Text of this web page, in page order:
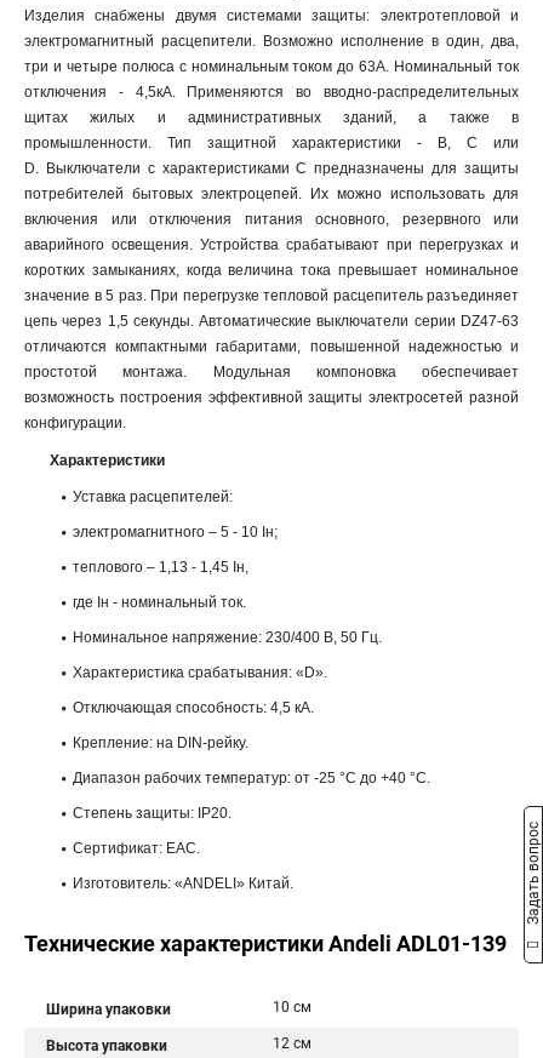
Изделия снабжены двумя системами защиты: электротепловой и
электромагнитный расцепители. Возможно исполнение в один, два,
три и четыре полюса с номинальным током до 63А. Номинальный ток
отключения - 4,5кА. Применяются во вводно-распределительных
щитах жилых и административных зданий, а также в
промышленности. Тип защитной характеристики - В, С или
D. Выключатели с характеристиками C предназначены для защиты
потребителей бытовых электроцепей. Их можно использовать для
включения или отключения питания основного, резервного или
аварийного освещения. Устройства срабатывают при перегрузках и
коротких замыканиях, когда величина тока превышает номинальное
значение в 5 раз. При перегрузке тепловой расцепитель разъединяет
цепь через 1,5 секунды. Автоматические выключатели серии DZ47-63
отличаются компактными габаритами, повышенной надежностью и
простотой монтажа. Модульная компоновка обеспечивает
возможность построения эффективной защиты электросетей разной
конфигурации.
Характеристики
Уставка расцепителей:
электромагнитного – 5 - 10 Iн;
теплового – 1,13 - 1,45 Iн,
где Iн - номинальный ток.
Номинальное напряжение: 230/400 В, 50 Гц.
Характеристика срабатывания: «D».
Отключающая способность: 4,5 кА.
Крепление: на DIN-рейку.
Диапазон рабочих температур: от -25 °С до +40 °С.
Степень защиты: IP20.
Сертификат: ЕАС.
Изготовитель: «ANDELI» Китай.
Технические характеристики Andeli ADL01-139
Ширина упаковки 10 см
Высота упаковки 12 см
Задать вопрос